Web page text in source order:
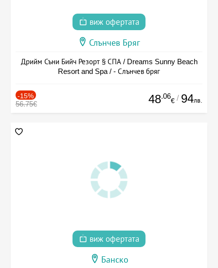
виж офертата
Слънчев Бряг
Дрийм Съни Бийч Резорт § СПА / Dreams Sunny Beach
Resort and Spa / - Слънчев бряг
-15%
56.75€ 48.06
€ / 94лв.
виж офертата
Банско